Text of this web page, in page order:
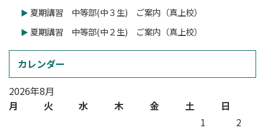
夏期講習 中等部(中３生) ご案内（真上校）
夏期講習 中等部(中２生) ご案内（真上校）
カレンダー
2026年8月
月
火 水 木 金 土
日
1
2